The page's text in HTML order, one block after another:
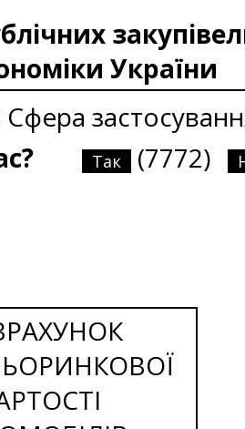
України
Сфера
Так (7772)